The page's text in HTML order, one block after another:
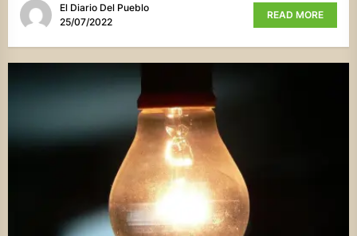
El Diario Del Pueblo
25/07/2022
READ MORE